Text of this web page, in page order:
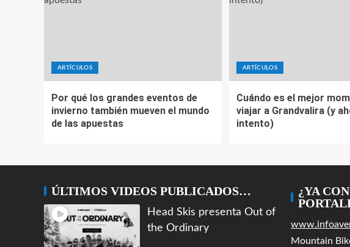
ARTÍCULOS
Por qué los grandes eventos de
invierno también mueven el mundo
de las apuestas
ARTÍCULOS
Cuándo es el mejor
viajar a Grandvalira (y
intento)
ÚLTIMOS VIDEOS PUBLICADOS…
Head Skis presenta Out of
the Ordinary
¿YA
Mountain